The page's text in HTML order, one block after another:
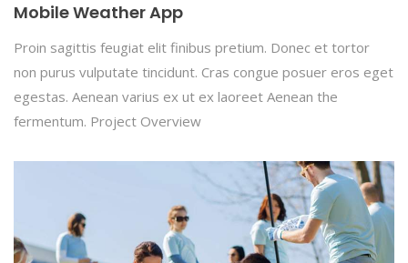
Mobile Weather App
Proin sagittis feugiat elit finibus pretium. Donec et tortor
non purus vulputate tincidunt. Cras congue posuer eros eget
egestas. Aenean varius ex ut ex laoreet Aenean the
fermentum. Project Overview